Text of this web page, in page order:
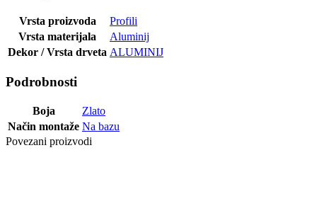
Vrsta proizvoda
Profili
Vrsta materijala
Aluminij
Dekor / Vrsta drveta ALUMINIJ
Podrobnosti
Boja
Zlato
Način montaže Na bazu
Povezani proizvodi